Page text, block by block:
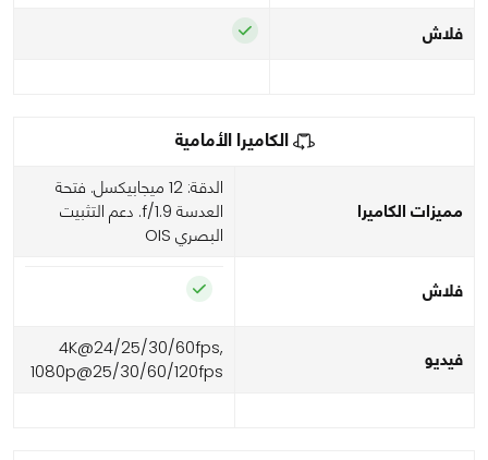
فلاش
الكاميرا الأمامية
مميزات الكاميرا
الدقة: 12 ميجابيكسل. فتحة
العدسة f/1.9. دعم التثبيت
البصري OIS
فلاش
فيديو
4K@24/25/30/60fps,
1080p@25/30/60/120fps